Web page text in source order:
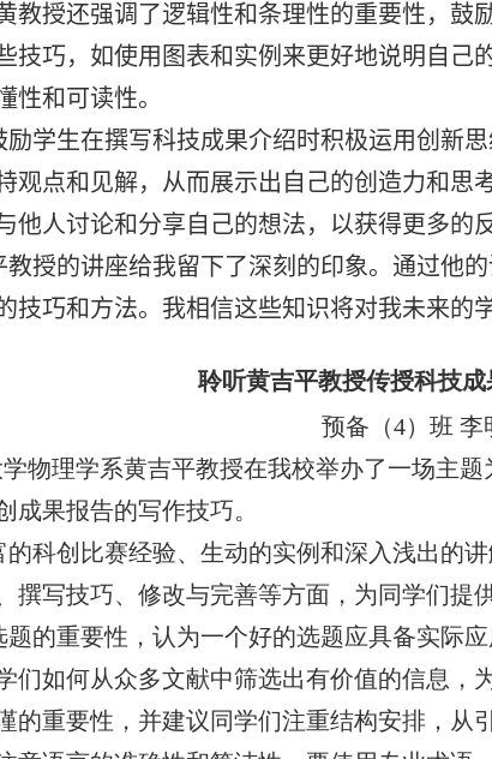
教授还强调了逻辑性和条理性的重要性，鼓
技巧，如使用图表和实例来更好地说明自
性和可读性。
励学生在撰写科技成果介绍时积极运用创新
观点和见解，从而展示出自己的创造力和
他人讨论和分享自己的想法，以获得更多的
授的讲座给我留下了深刻的印象。通过他
技巧和方法。我相信这些知识将对我未来
聆听黄吉平教授传授科技
预备（4）班 李
物理学系黄吉平教授在我校举办了一场主
成果报告的写作技巧。
科创比赛经验、生动的实例和深入浅出的
撰写技巧、修改与完善等方面，为同学们提
的重要性，认为一个好的选题应具备实际
们如何从众多文献中筛选出有价值的信息
的重要性，并建议同学们注重结构安排，